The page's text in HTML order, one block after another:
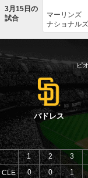
3月15日の
試合
マーリンズ
ナショナルズ
ピ
パドレス
CLE
1 2 3
0
0 1